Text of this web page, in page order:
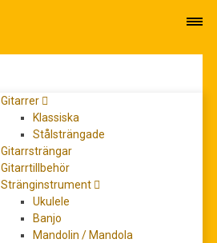
Gitarrer
Klassiska
Stålsträngade
Gitarrsträngar
Gitarrtillbehör
Stränginstrument
Ukulele
Banjo
Mandolin / Mandola